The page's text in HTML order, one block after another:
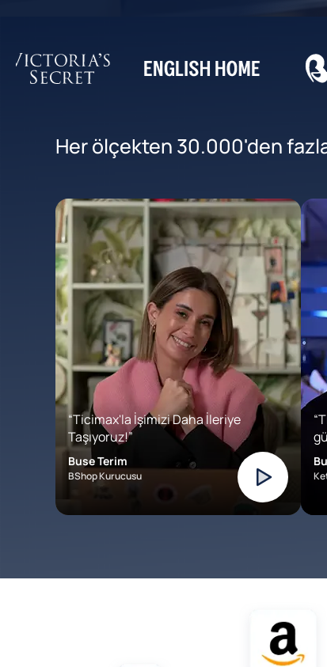
Her ölçekten 30.000'den
“Ticimax'la İşimizi Daha İleriye
Taşıyoruz!”
Buse Terim
BShop Kurucusu